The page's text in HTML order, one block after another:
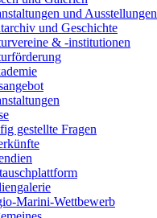
und Ausstellungen
und Geschichte
& -institutionen
gestellte Fragen
Marini-Wettbewerb